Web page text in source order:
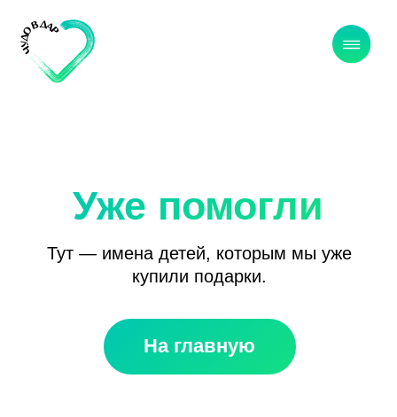
На главную
купили подарки.